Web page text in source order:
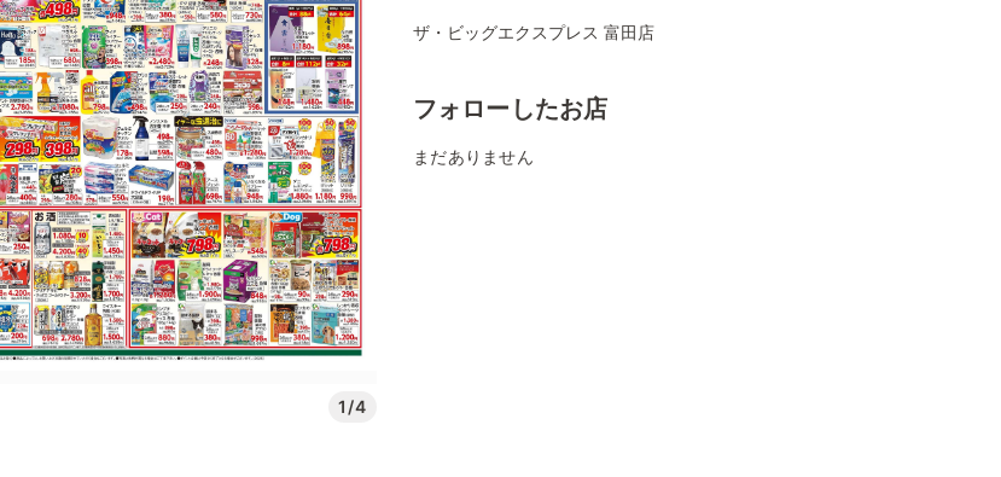
1/4
ザ・ビッグエクスプレス 富田店
フォローしたお店
まだありません